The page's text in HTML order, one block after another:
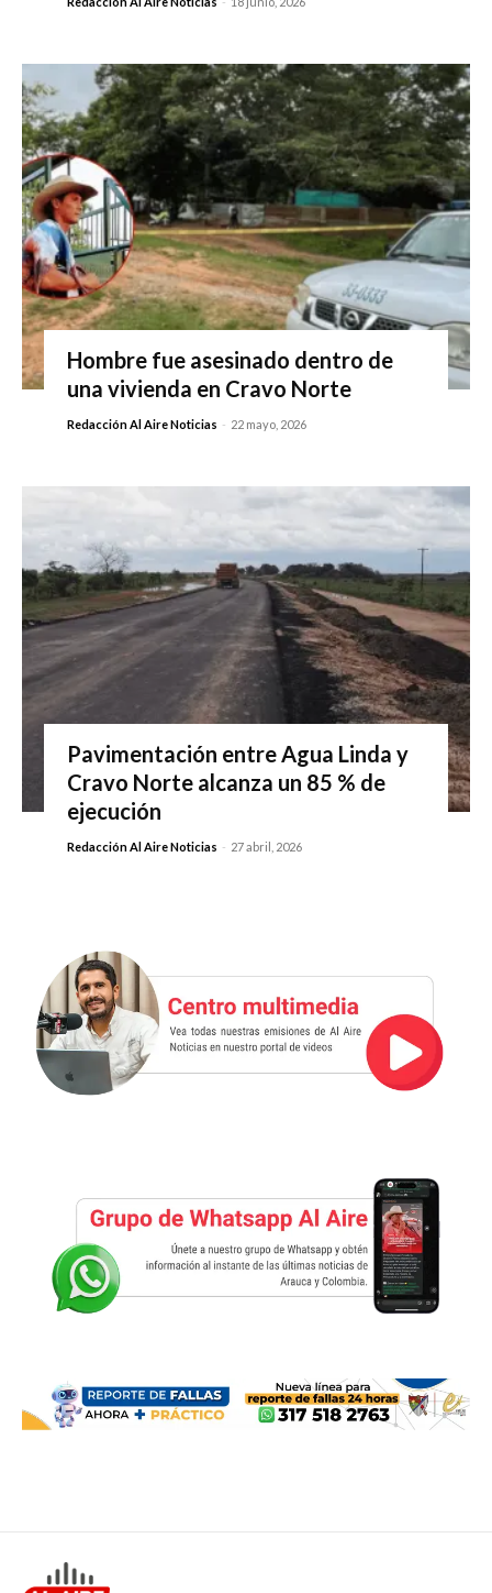
Hombre fue asesinado dentro de
una vivienda en Cravo Norte
Redacción Al Aire Noticias - 22 mayo, 2026
Pavimentación entre Agua Linda y
Cravo Norte alcanza un 85 % de
ejecución
Redacción Al Aire Noticias - 27 abril, 2026